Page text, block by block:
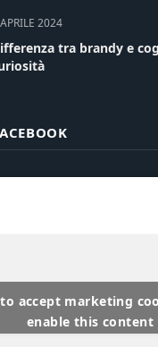
2024
tra brandy e
accept marketing
enable this content